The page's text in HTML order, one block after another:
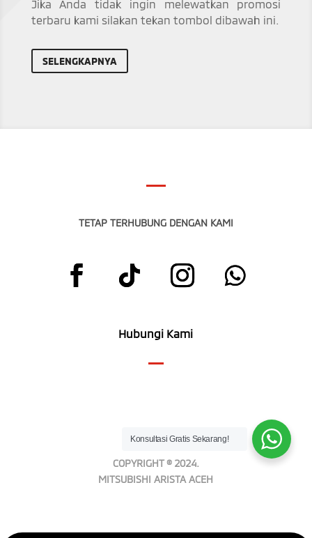
Jika Anda tidak ingin melewatkan promosi
terbaru kami silakan tekan tombol dibawah ini.
SELENGKAPNYA
TETAP TERHUBUNG DENGAN KAMI
Hubungi Kami
COPYRIGHT © 2024.
MITSUBISHI ARISTA ACEH
Konsultasi Gratis Sekarang!